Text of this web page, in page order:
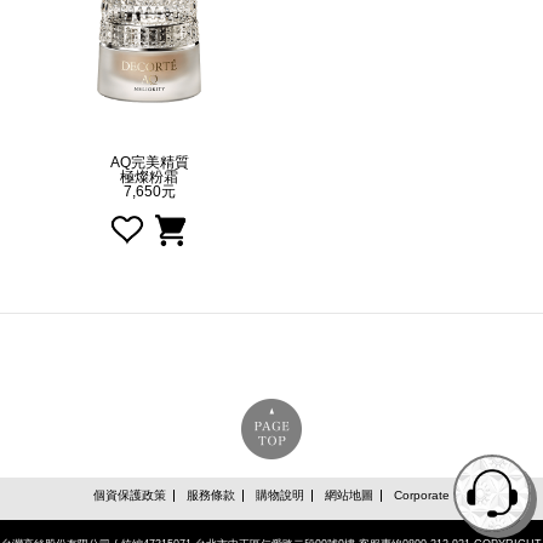
AQ完美精質
極燦粉霜
7,650元
個資保護政策 服務條款 購物說明 網站地圖 Corporate